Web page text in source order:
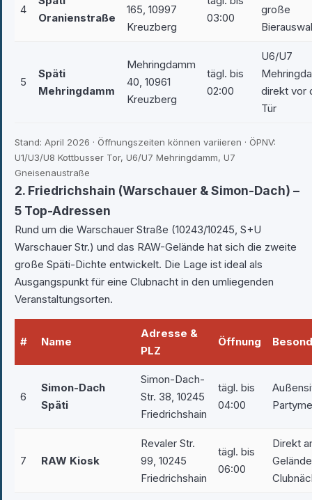
4
Oranienstraße
165, 10997
Kreuzberg
03:00
große
5
Späti
Mehringdamm
Mehringdamm
40, 10961
Kreuzberg
tägl. bis
02:00
U6/U7
direkt vor
Tür
Stand: April 2026 · Öffnungszeiten können variieren · ÖPNV:
U1/U3/U8 Kottbusser Tor, U6/U7 Mehringdamm, U7
Gneisenaustraße
2. Friedrichshain (Warschauer & Simon-Dach) –
5 Top-Adressen
Rund um die Warschauer Straße (10243/10245, S+U
Warschauer Str.) und das RAW-Gelände hat sich die zweite
große Späti-Dichte entwickelt. Die Lage ist ideal als
Ausgangspunkt für eine Clubnacht in den umliegenden
Veranstaltungsorten.
# Name
Adresse &
PLZ
Öffnung
6
Simon-Dach
Späti
Simon-Dach-
Str. 38, 10245
Friedrichshain
tägl. bis
04:00
7 RAW Kiosk
Revaler Str.
99, 10245
Friedrichshain
tägl. bis
06:00
Direkt